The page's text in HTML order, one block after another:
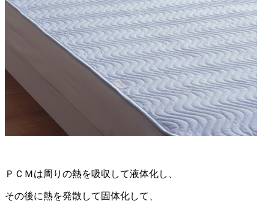
ＰＣＭは周りの熱を吸収して液体化し、
その後に熱を発散して固体化して、